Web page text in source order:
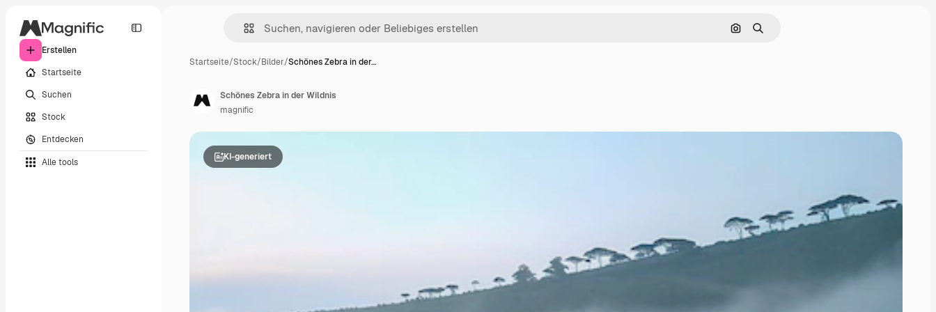
Erstellen
Startseite
Suchen
Stock
Entdecken
Alle tools
Nach Bild suchen
Suchen
Startseite/Stock/Bilder/Schönes Zebra in der…
KI-generiert
Schönes Zebra in der Wildnis
magnific